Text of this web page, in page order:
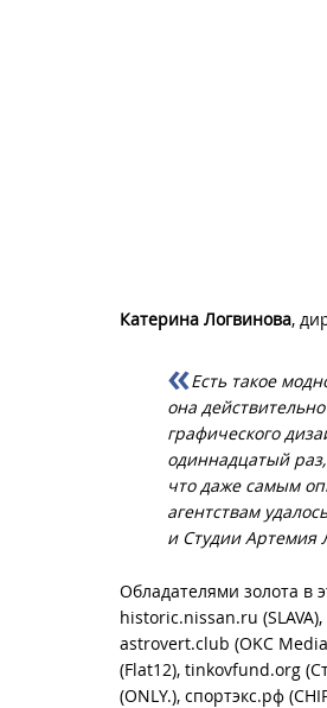
Катерина Логвинова,
Есть такое
она
графического
одиннадцатый
что даже самым
агентствам
и Студии Артемия
Обладателями золота в
historic.nissan.ru
astrovert.club (OKC
(Flat12), tinkovfund.org
(ONLY.), спортэкс.рф